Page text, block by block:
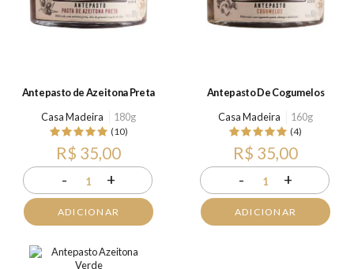
Antepasto de Azeitona Preta
Casa Madeira
180g
(10)
R$ 35,00
- 1 +
ADICIONAR
Antepasto De Cogumelos
Casa Madeira
160g
(4)
R$ 35,00
- 1 +
ADICIONAR